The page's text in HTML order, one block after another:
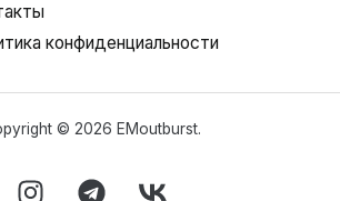
конфиденциальности
© 2026 EMoutburst.